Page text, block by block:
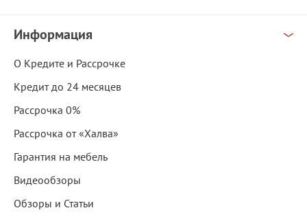
Информация
О Кредите и Рассрочке
Кредит до 24 месяцев
Рассрочка 0%
Рассрочка от «Халва»
Гарантия на мебель
Видеообзоры
Обзоры и Статьи